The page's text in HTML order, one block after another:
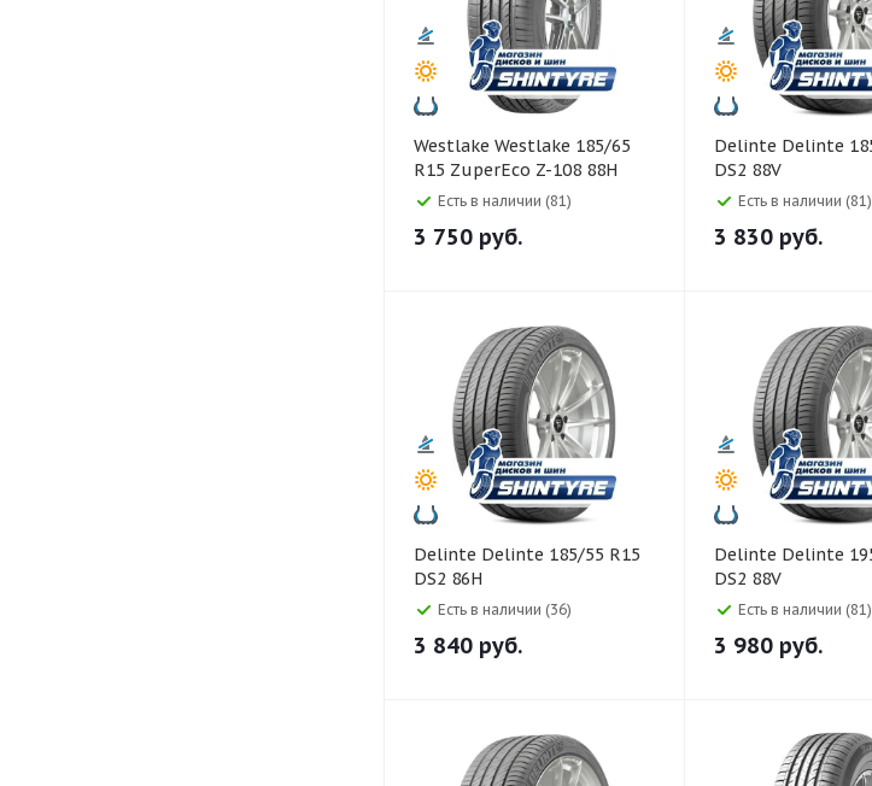
Westlake Westlake 185/65
R15 ZuperEco Z-108 88H
Есть в наличии (81)
3 750 руб.
Delinte Delinte 185/65 R15
DS2 88V
Есть в наличии (81)
3 830 руб.
Delinte Delinte 185/55 R15
DS2 86H
Есть в наличии (36)
3 840 руб.
Delinte Delinte 195/60 R15
DS2 88V
Есть в наличии (81)
3 980 руб.